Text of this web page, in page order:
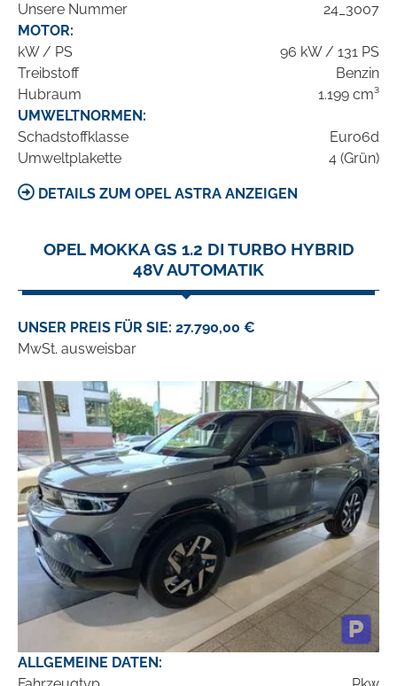
Unsere Nummer
24_3007
MOTOR:
kW / PS
96 kW / 131 PS
Treibstoff
Benzin
Hubraum
1.199 cm³
UMWELTNORMEN:
Schadstoffklasse
Euro6d
Umweltplakette
4 (Grün)
DETAILS ZUM OPEL ASTRA ANZEIGEN
OPEL MOKKA GS 1.2 DI TURBO HYBRID
48V AUTOMATIK
UNSER PREIS FÜR SIE: 27.790,00 €
MwSt. ausweisbar
ALLGEMEINE DATEN: